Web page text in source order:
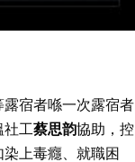
露宿者喺一次露宿者
社工蔡思韵協助，控
上毒癮、就職困